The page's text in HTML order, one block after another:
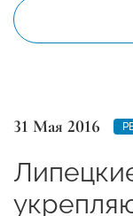
31 Мая 2016